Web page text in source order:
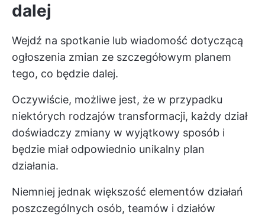
dalej
Wejdź na spotkanie lub wiadomość dotyczącą
ogłoszenia zmian ze szczegółowym planem
tego, co będzie dalej.
Oczywiście, możliwe jest, że w przypadku
niektórych rodzajów transformacji, każdy dział
doświadczy zmiany w wyjątkowy sposób i
będzie miał odpowiednio unikalny plan
działania.
Niemniej jednak większość elementów działań
poszczególnych osób, teamów i działów